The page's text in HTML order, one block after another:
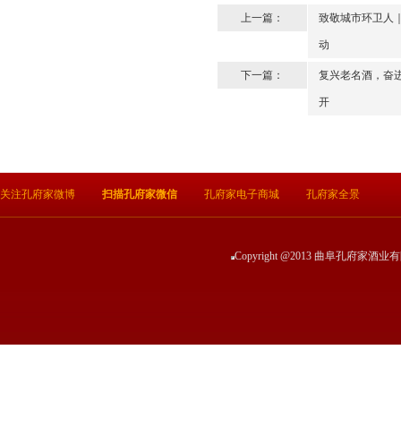
上一篇： 致敬城市环卫人
动
下一篇： 复兴老名酒，奋
开
关注孔府家微博 扫描孔府家微信 孔府家电子商城 孔府家全景
Copyright @2013 曲阜孔府家酒业